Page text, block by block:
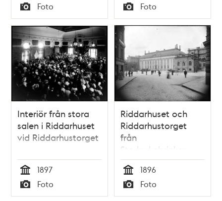
Tid
Typ
Foto Tid
Typ
Foto
Interiör från stora
salen i Riddarhuset
vid Riddarhustorget
Tid
1897
Typ
Foto
Riddarhuset och
Riddarhustorget
från
Storkyrkobrinken
Tid
1896
Typ
Foto